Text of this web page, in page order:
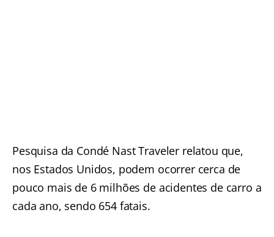
Pesquisa da Condé Nast Traveler relatou que,
nos Estados Unidos, podem ocorrer cerca de
pouco mais de 6 milhões de acidentes de carro a
cada ano, sendo 654 fatais.